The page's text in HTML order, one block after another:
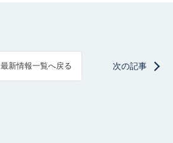
最新情報一覧へ戻る 次の記事